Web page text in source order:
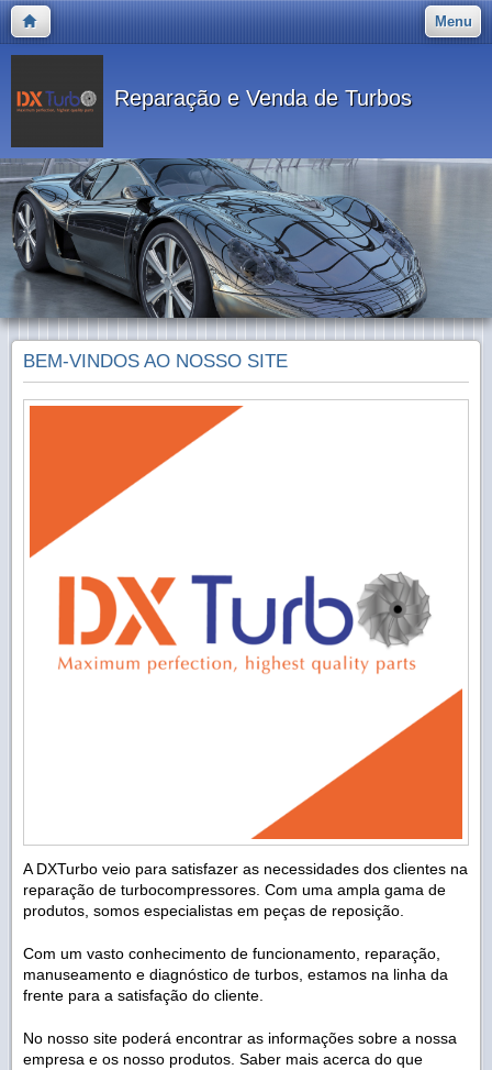
Menu
Reparação e Venda de Turbos
BEM-VINDOS AO NOSSO SITE
A DXTurbo veio para satisfazer as necessidades dos clientes na
reparação de turbocompressores. Com uma ampla gama de
produtos, somos especialistas em peças de reposição.
Com um vasto conhecimento de funcionamento, reparação,
manuseamento e diagnóstico de turbos, estamos na linha da
frente para a satisfação do cliente.
No nosso site poderá encontrar as informações sobre a nossa
empresa e os nosso produtos. Saber mais acerca do que